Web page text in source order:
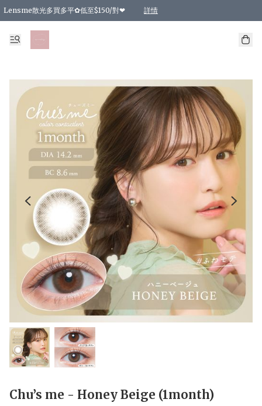
Lensme散光多買多平✿低至$150/對❤ 詳情
台灣Karacon⁩✧日拋 特價清貨❁⃘
日本韓國多款日/月拋現貨☼ 特價❤︎數量有限 售完即止
🇰🇷韓國多款月拋現貨 特價兩對$99✿數量有限 售完即止♫
精選商品，任選買2件或以上9 折；買4件或以上85 折；買6件或以上8 折
精選商品，任選買2件HKD 140.00；買4件HKD 260.00
精選商品，任選買2件HKD 190.00；買4件HKD 360.00
精選商品，任選買2件HKD 110.00；買4件HKD 180.00
精選商品，任選買2件HKD 170.00；買4件HKD 320.00
精選商品，任選買2件或以上減HKD 148.00
精選商品，任選買2件或以上減HKD 148.00
精選商品，任選買2件或以上95 折；買4件或以上9 折；買6件或以上85 折；買8件
精選商品，任選買12件或以上87 折
精選商品，任選買2件或以上減HKD 16.00；買4件或以上減HKD 32.00；買6
精選商品，任選買2件或以上95 折；買4件或以上9 折；買8件或以上85 折；買12
購物滿 HKD 800.00即享免運費優惠！（適用於 特定的送貨方式 )
Chu’s me - Honey Beige (1month)